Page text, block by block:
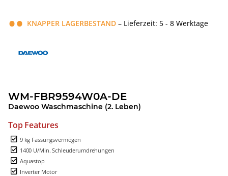
KNAPPER LAGERBESTAND – Lieferzeit: 5 - 8 Werktage
WM-FBR9594W0A-DE
Daewoo Waschmaschine (2. Leben)
Top Features
9 kg Fassungsvermögen
1400 U/Min. Schleuderumdrehungen
Aquastop
Inverter Motor